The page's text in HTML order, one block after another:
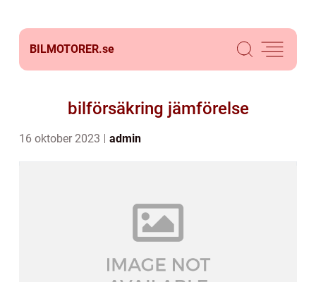
BILMOTORER.se
bilförsäkring jämförelse
16 oktober 2023 admin